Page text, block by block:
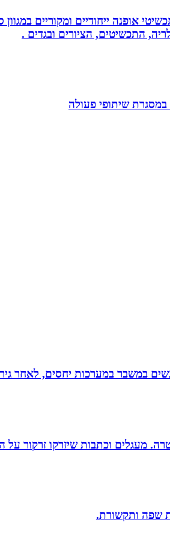
ייחודיים ומקוריים במגוון
התכשיטים, הציורים ובגדים .
שיתופי פעולה
במשבר במערכות יחסים, לאחר
מעגלים וכתבות שיזרקו זרקור
שפה ותקשורת.